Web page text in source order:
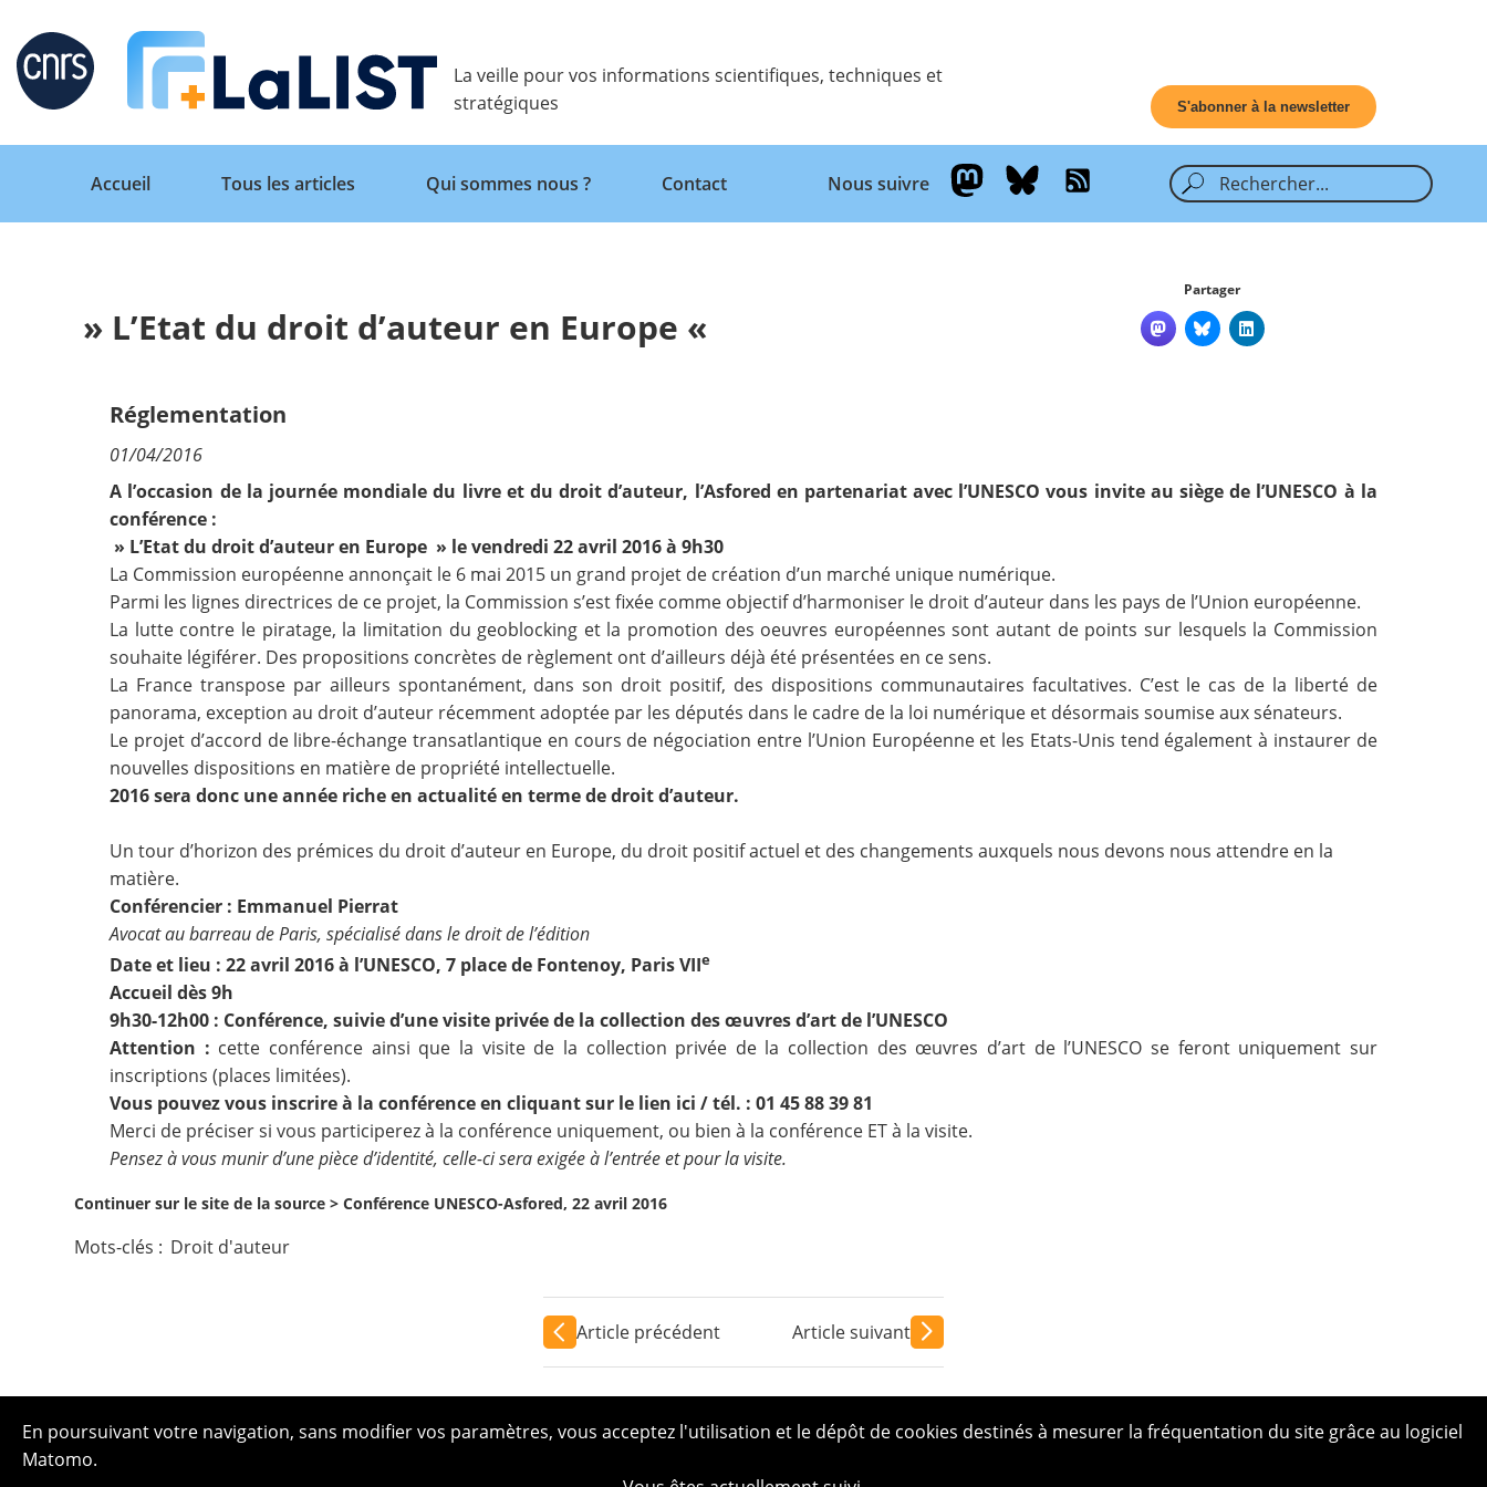
Retour
Accueil
Qui sommes nous ?
Nous suivre
La veille pour vos informations scientifiques, techniques et
stratégiques
S'abonner à la newsletter
Accueil
Tous les articles Qui sommes nous ? Contact Nous suivre
» L’Etat du droit d’auteur en Europe «
Partager
Réglementation
01/04/2016
A l’occasion de la journée mondiale du livre et du droit d’auteur, l’Asfored en partenariat avec l’UNESCO vous invite au siège de l’UNESCO à la
conférence :
» L’Etat du droit d’auteur en Europe » le vendredi 22 avril 2016 à 9h30
La Commission européenne annonçait le 6 mai 2015 un grand projet de création d’un marché unique numérique.
Parmi les lignes directrices de ce projet, la Commission s’est fixée comme objectif d’harmoniser le droit d’auteur dans les pays de l’Union européenne.
La lutte contre le piratage, la limitation du geoblocking et la promotion des oeuvres européennes sont autant de points sur lesquels la Commission
souhaite légiférer. Des propositions concrètes de règlement ont d’ailleurs déjà été présentées en ce sens.
La France transpose par ailleurs spontanément, dans son droit positif, des dispositions communautaires facultatives. C’est le cas de la liberté de
panorama, exception au droit d’auteur récemment adoptée par les députés dans le cadre de la loi numérique et désormais soumise aux sénateurs.
Le projet d’accord de libre-échange transatlantique en cours de négociation entre l’Union Européenne et les Etats-Unis tend également à instaurer de
nouvelles dispositions en matière de propriété intellectuelle.
2016 sera donc une année riche en actualité en terme de droit d’auteur.
Un tour d’horizon des prémices du droit d’auteur en Europe, du droit positif actuel et des changements auxquels nous devons nous attendre en la
matière.
Conférencier : Emmanuel Pierrat
Avocat au barreau de Paris, spécialisé dans le droit de l’édition
Date et lieu : 22 avril 2016 à l’UNESCO, 7 place de Fontenoy, Paris VIIe
Accueil dès 9h
9h30-12h00 : Conférence, suivie d’une visite privée de la collection des œuvres d’art de l’UNESCO
Attention : cette conférence ainsi que la visite de la collection privée de la collection des œuvres d’art de l’UNESCO se feront uniquement sur
inscriptions (places limitées).
Vous pouvez vous inscrire à la conférenceen cliquant sur le lien ici / tél. : 01 45 88 39 81
Merci de préciser si vous participerez à la conférence uniquement, ou bien à la conférence ET à la visite.
Pensez à vous munir d’une pièce d’identité, celle-ci sera exigée à l’entrée et pour la visite.
Continuer sur le site de la source >Conférence UNESCO-Asfored, 22 avril 2016
Mots-clés : Droit d'auteur
Article précédent Article suivant
En poursuivant votre navigation, sans modifier vos paramètres, vous acceptez l'utilisation et le dépôt de cookies destinés à mesurer la fréquentation du site grâce au logiciel
Matomo.